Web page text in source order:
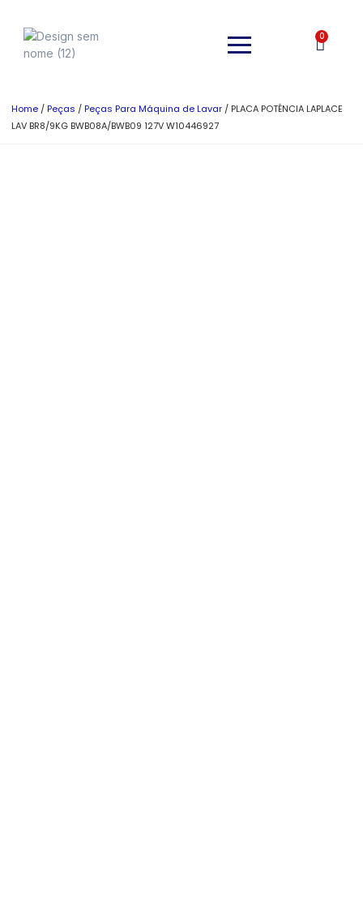
0
Home /Peças /Peças Para Máquina de Lavar / PLACA POTÊNCIA LAPLACE
LAV BR8/9KG BWB08A/BWB09 127V W10446927